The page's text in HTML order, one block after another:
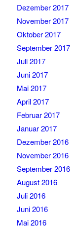
Dezember 2017
November 2017
Oktober 2017
September 2017
Juli 2017
Juni 2017
Mai 2017
April 2017
Februar 2017
Januar 2017
Dezember 2016
November 2016
September 2016
August 2016
Juli 2016
Juni 2016
Mai 2016